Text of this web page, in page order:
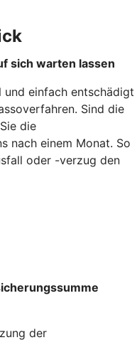
sich warten lassen
und einfach entschädigt
Sind die
die
nach einem Monat. So
oder -verzug den
der